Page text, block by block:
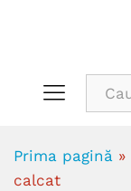
Prima pagină »
calcat